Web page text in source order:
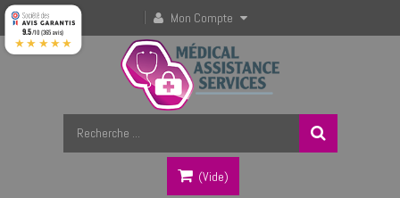
Mon Compte
(vide)
9.5/10 (365 avis)
★★★★★